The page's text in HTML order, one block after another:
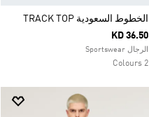
الخطوط السعودية TRACK TOP
KD 36.50
الرجال Sportswear
2 Colours